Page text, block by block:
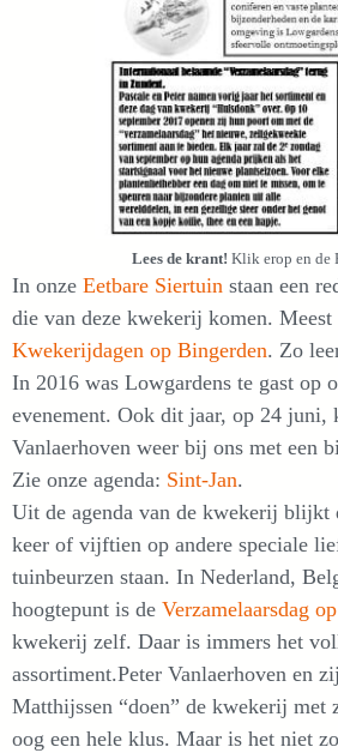
Lees de krant! Klik erop en de
In onze Eetbare Siertuin staan een
die van deze kwekerij komen.
Kwekerijdagen op Bingerden. Zo
In 2016 was Lowgardens te gast op
evenement. Ook dit jaar, op 24 juni,
Vanlaerhoven weer bij ons met een
Zie onze agenda: Sint-Jan.
Uit de agenda van de kwekerij blijkt
keer of vijftien op andere speciale
tuinbeurzen staan. In Nederland,
hoogtepunt is de Verzamelaarsdag
kwekerij zelf. Daar is immers het
assortiment.Peter Vanlaerhoven en
Matthijssen “doen” de kwekerij met
oog een hele klus. Maar is het niet